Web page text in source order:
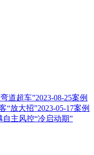
道超车”2023-08-25案例
“放大招”2023-05-17案例
主风控“冷启动期”